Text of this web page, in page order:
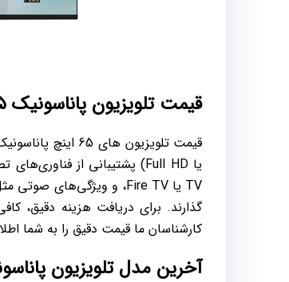
قیمت تلویزیون پاناسونیک ۶۵ اینچ
گذارند. برای دریافت هزینه دقیق،
کارشناسان ما قیمت دقیق را به شما
آخرین مدل تلویزیون پاناسونیک